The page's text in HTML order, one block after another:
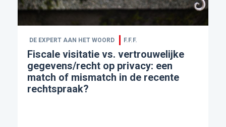
DE EXPERT AAN HET WOORD F.F.F.
Fiscale visitatie vs. vertrouwelijke
gegevens/recht op privacy: een
match of mismatch in de recente
rechtspraak?